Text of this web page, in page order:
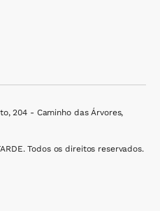
204 - Caminho das Árvores,
Todos os direitos reservados.